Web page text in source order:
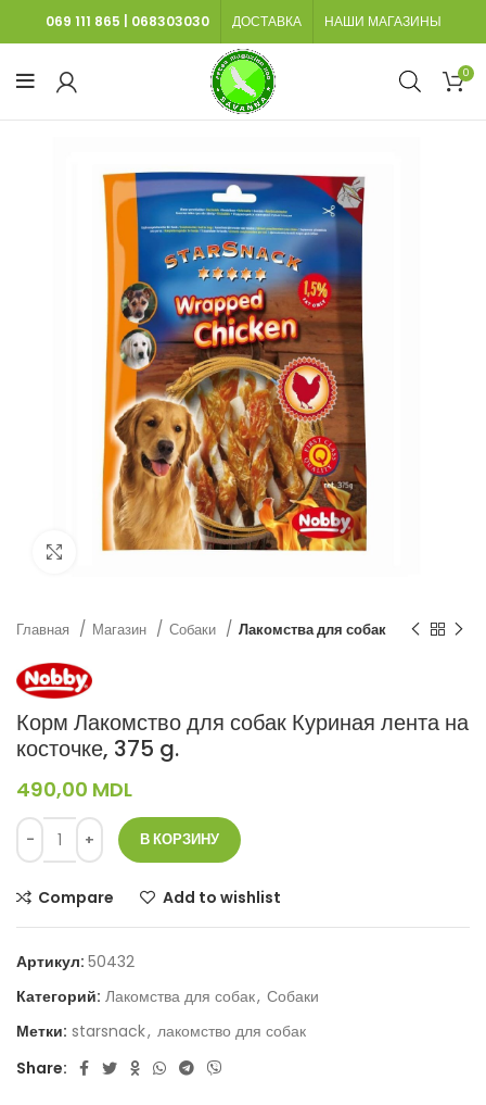
069 111 865 068303030 ДОСТАВКА НАШИ МАГАЗИНЫ
0
Нажмите, чтобы увеличить
Главная Магазин Собаки Лакомства для собак
Корм Лакомство для собак Куриная лента на
косточке, 375 g.
490,00 MDL
В КОРЗИНУ
Compare Add to wishlist
Артикул: 50432
Категорий: Лакомства для собак, Собаки
Метки: starsnack, лакомство для собак
Share: